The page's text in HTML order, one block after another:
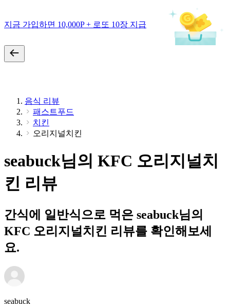
지금 가입하면 10,000P + 로또 10장 지급
음식 리뷰
패스트푸드
치킨
오리지널치킨
seabuck님의 KFC 오리지널치
킨 리뷰
간식에 일반식으로 먹은 seabuck님의
KFC 오리지널치킨 리뷰를 확인해보세
요.
seabuck